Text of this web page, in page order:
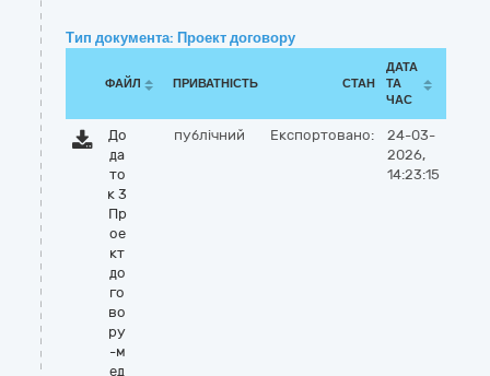
Тип документа: Проект договору
ФАЙЛ ПРИВАТНІСТЬ СТАН
ДАТА
ТА
ЧАС
До
да
то
к 3
Пр
ое
кт
до
го
во
ру
-м
ед
публічний Експортовано:
24-03-
2026,
14:23:15